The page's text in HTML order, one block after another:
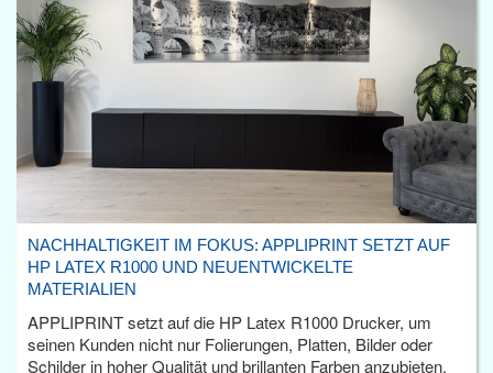
NACHHALTIGKEIT IM FOKUS: APPLIPRINT SETZT AUF
HP LATEX R1000 UND NEUENTWICKELTE
MATERIALIEN
APPLIPRINT setzt auf die HP Latex R1000 Drucker, um
seinen Kunden nicht nur Folierungen, Platten, Bilder oder
Schilder in hoher Qualität und brillanten Farben anzubieten,